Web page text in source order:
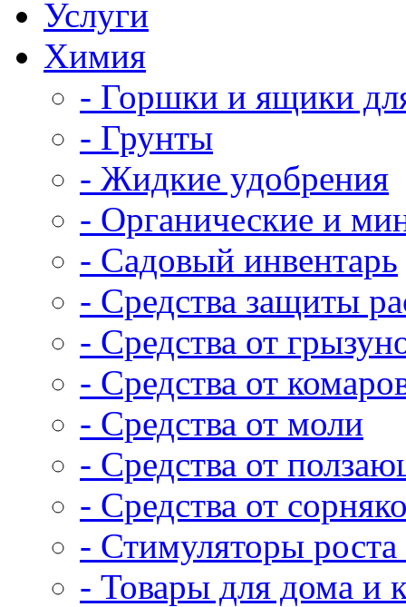
Услуги
Химия
- Горшки и ящики
- Грунты
- Жидкие удобрения
- Органические и
- Садовый инвентарь
- Средства защиты
- Средства от
- Средства от
- Средства от моли
- Средства от
- Средства от
- Стимуляторы роста
- Товары для дома и